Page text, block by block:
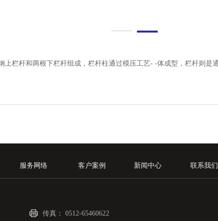
上栏杆和两根下栏杆组成，栏杆柱通过模压工艺- -体成型，栏杆则是
服务网络 客户案例 新闻中心 联系我们
传真： 0512-65460622